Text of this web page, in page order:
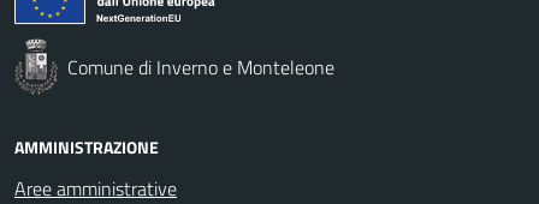
Comune di Inverno e Monteleone
AMMINISTRAZIONE
Aree amministrative